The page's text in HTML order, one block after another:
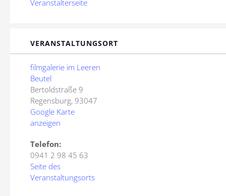
Veranstalterseite
VERANSTALTUNGSORT
filmgalerie im Leeren
Beutel
Bertoldstraße 9
Regensburg, 93047
Google Karte
anzeigen
Telefon:
0941 2 98 45 63
Seite des
Veranstaltungsorts